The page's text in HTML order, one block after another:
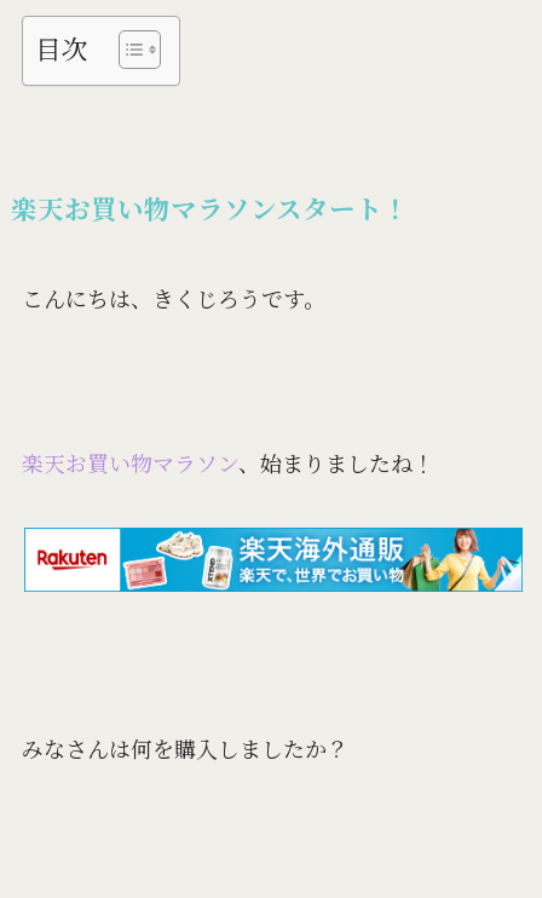
目次
楽天お買い物マラソンスタート！
こんにちは、きくじろうです。
楽天お買い物マラソン、始まりましたね！
みなさんは何を購入しましたか？